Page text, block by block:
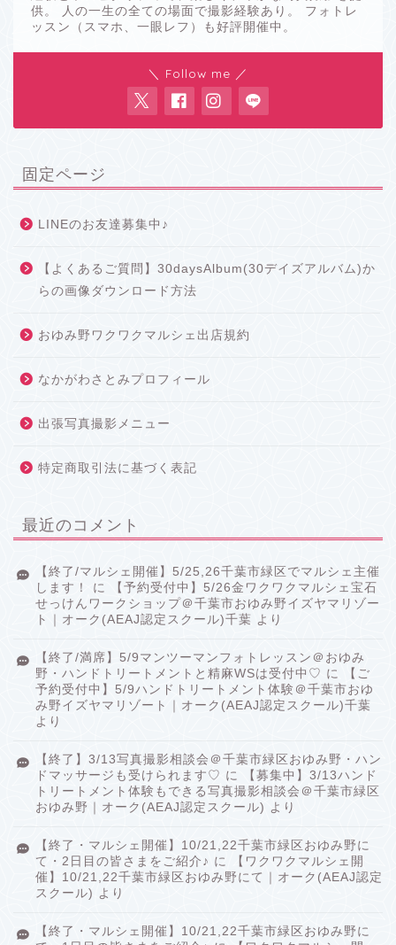
供。 人の一生の全ての場面で撮影経験あり。 フォトレ
ッスン（スマホ、一眼レフ）も好評開催中。
＼ Follow me ／
固定ページ
LINEのお友達募集中♪
【よくあるご質問】30daysAlbum(30デイズアルバム)か
らの画像ダウンロード方法
おゆみ野ワクワクマルシェ出店規約
なかがわさとみプロフィール
出張写真撮影メニュー
特定商取引法に基づく表記
最近のコメント
【終了/マルシェ開催】5/25,26千葉市緑区でマルシェ主催
します！
に
【予約受付中】5/26金ワクワクマルシェ宝石
せっけんワークショップ＠千葉市おゆみ野イズヤマリゾー
ト｜オーク(AEAJ認定スクール)千葉 より
【終了/満席】5/9マンツーマンフォトレッスン＠おゆみ
野・ハンドトリートメントと精麻WSは受付中♡ に
【ご
予約受付中】5/9ハンドトリートメント体験＠千葉市おゆ
み野イズヤマリゾート｜オーク(AEAJ認定スクール)千葉
より
【終了】3/13写真撮影相談会＠千葉市緑区おゆみ野・ハン
ドマッサージも受けられます♡ に
【募集中】3/13ハンド
トリートメント体験もできる写真撮影相談会＠千葉市緑区
おゆみ野｜オーク(AEAJ認定スクール) より
【終了・マルシェ開催】10/21,22千葉市緑区おゆみ野に
て・2日目の皆さまをご紹介♪ に
【ワクワクマルシェ開
催】10/21,22千葉市緑区おゆみ野にて｜オーク(AEAJ認定
スクール) より
【終了・マルシェ開催】10/21,22千葉市緑区おゆみ野に